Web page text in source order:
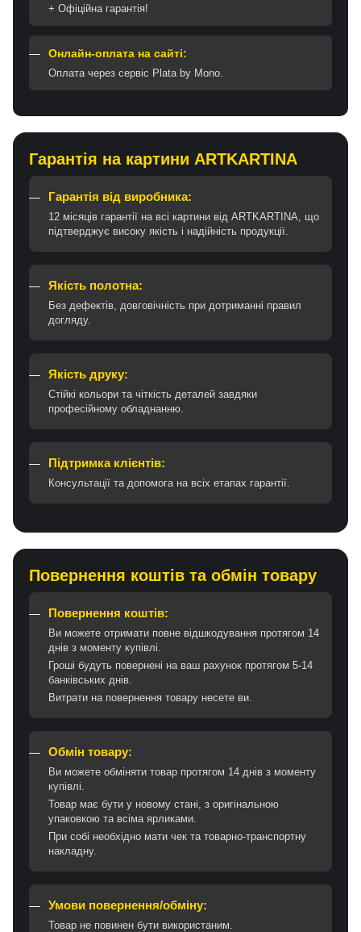
+ Офіційна гарантія!
Онлайн-оплата на сайті:
Оплата через сервіс Plata by Mono.
Гарантія на картини ARTKARTINA
Гарантія від виробника:
12 місяців гарантії на всі картини від ARTKARTINA, що
підтверджує високу якість і надійність продукції.
Якість полотна:
Без дефектів, довговічність при дотриманні правил
догляду.
Якість друку:
Стійкі кольори та чіткість деталей завдяки
професійному обладнанню.
Підтримка клієнтів:
Консультації та допомога на всіх етапах гарантії.
Повернення коштів та обмін товару
Повернення коштів:
Ви можете отримати повне відшкодування протягом 14
днів з моменту купівлі.
Гроші будуть повернені на ваш рахунок протягом 5-14
банківських днів.
Витрати на повернення товару несете ви.
Обмін товару:
Ви можете обміняти товар протягом 14 днів з моменту
купівлі.
Товар має бути у новому стані, з оригінальною
упаковкою та всіма ярликами.
При собі необхідно мати чек та товарно-транспортну
накладну.
Умови повернення/обміну:
Товар не повинен бути використаним.